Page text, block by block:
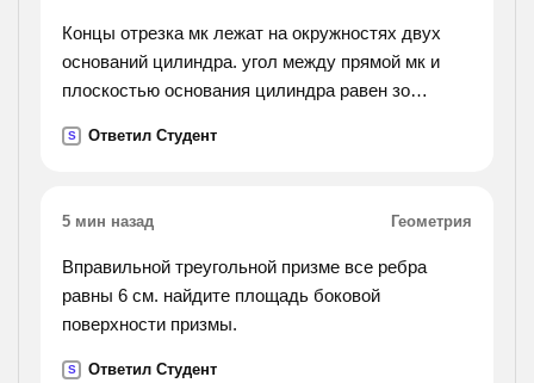
Концы отрезка мк лежат на окружностях двух
оснований цилиндра. угол между прямой мк и
плоскостью основания цилиндра равен зо
равна 40п. найдите периметр осевого сечения
S Ответил Студент
5 мин назад Геометрия
Вправильной треугольной призме все ребра
равны 6 см. найдите площадь боковой
поверхности призмы.
S Ответил Студент